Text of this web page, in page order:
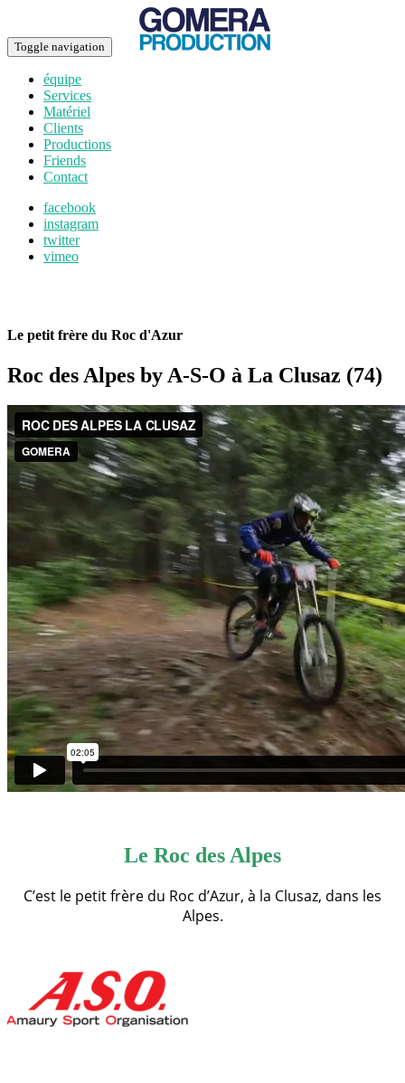
Toggle navigation
équipe
Services
Matériel
Clients
Productions
Friends
Contact
facebook
instagram
twitter
vimeo
Le petit frère du Roc d'Azur
Roc des Alpes by A-S-O à La Clusaz (74)
Le Roc des Alpes
C’est le petit frère du Roc d’Azur, à la Clusaz, dans les
Alpes.